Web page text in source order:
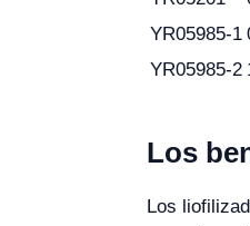
YR05985-1
YR05985-2
Los
Los